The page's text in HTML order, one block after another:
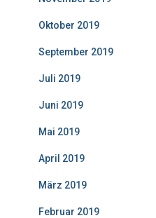
Oktober 2019
September 2019
Juli 2019
Juni 2019
Mai 2019
April 2019
März 2019
Februar 2019